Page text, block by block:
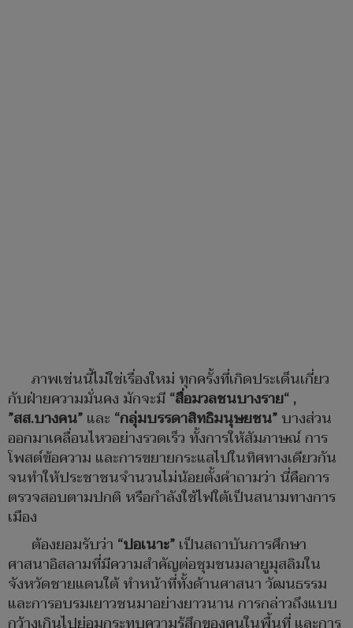
ภาพเช่นนี้ไม่ใช่เรื่องใหม่ ทุกครั้งที่เกิดประเด็นเกี่ยว
กับฝ่ายความมั่นคง มักจะมี“สื่อมวลชนบางราย“ ,
”สส.บางคน”และ “กลุ่มบรรดาสิทธิมนุษยชน”บางส่วน
ออกมาเคลื่อนไหวอย่างรวดเร็ว ทั้งการให้สัมภาษณ์ การ
โพสต์ข้อความ และการขยายกระแสไปในทิศทางเดียวกัน
จนทำให้ประชาชนจำนวนไม่น้อยตั้งคำถามว่า นี่คือการ
ตรวจสอบตามปกติ หรือกำลังใช้ไฟใต้เป็นสนามทางการ
เมือง
ต้องยอมรับว่า “ปอเนาะ”เป็นสถาบันการศึกษา
ศาสนาอิสลามที่มีความสำคัญต่อชุมชนมลายูมุสลิมใน
จังหวัดชายแดนใต้ ทำหน้าที่ทั้งด้านศาสนา วัฒนธรรม
และการอบรมเยาวชนมาอย่างยาวนาน การกล่าวถึงแบบ